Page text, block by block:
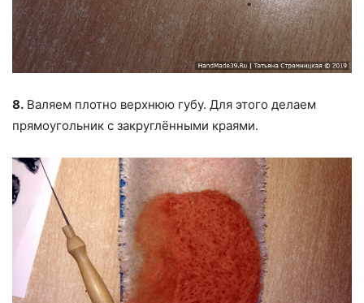
8. Валяем плотно верхнюю губу. Для этого делаем
прямоугольник с закруглёнными краями.